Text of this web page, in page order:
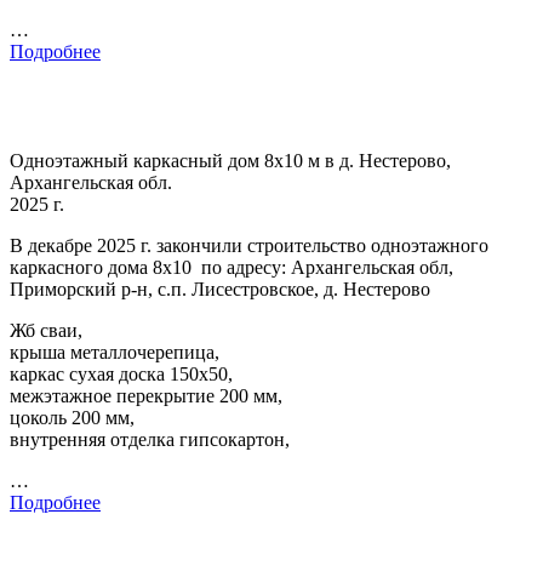
…
Подробнее
Одноэтажный каркасный дом 8х10 м в д. Нестерово,
Архангельская обл.
2025 г.
В декабре 2025 г. закончили строительство одноэтажного
каркасного дома 8х10 по адресу: Архангельская обл,
Приморский р-н, с.п. Лисестровское, д. Нестерово
Жб сваи,
крыша металлочерепица,
каркас сухая доска 150х50,
межэтажное перекрытие 200 мм,
цоколь 200 мм,
внутренняя отделка гипсокартон,
…
Подробнее